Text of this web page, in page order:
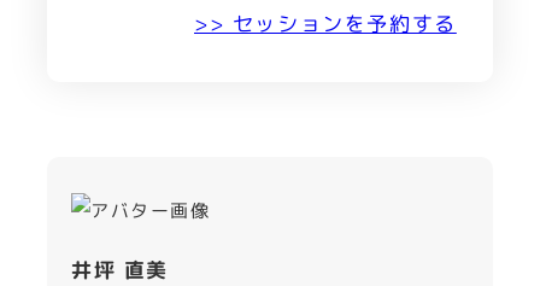
>> セッションを予約する
井坪 直美